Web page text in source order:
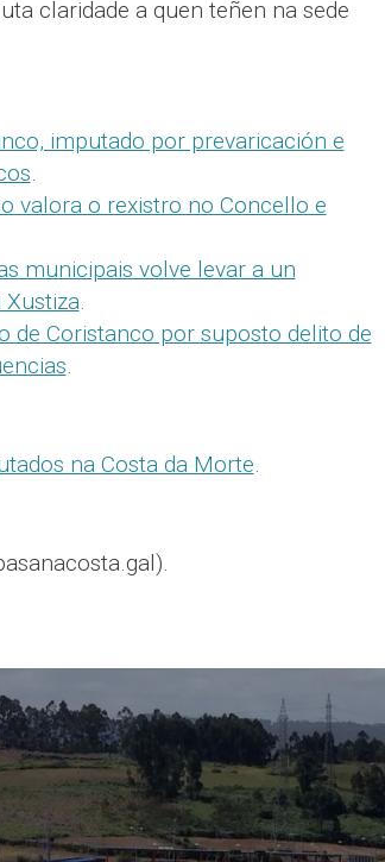
claridade a quen teñen na sede
imputado por prevaricación e
.
valora o rexistro no Concello e
municipais volve levar a un
.
de Coristanco por suposto delito de
.
na Costa da Morte.